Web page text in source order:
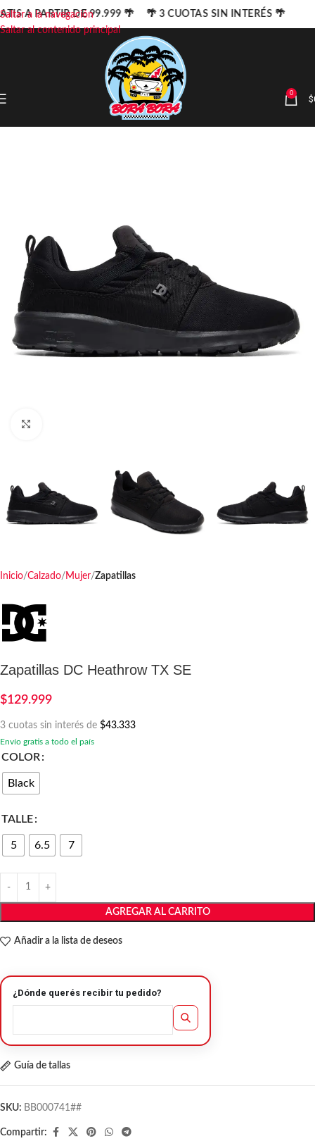
Saltar a la navegación
Saltar al contenido principal
0 $
Inicio Calzado Mujer Zapatillas
Zapatillas DC Heathrow TX SE
$129.999
3 cuotas sin interés de $43.333
Envío gratis a todo el país
COLOR
Black
TALLE
5 6.5 7
AGREGAR AL CARRITO
Añadir a la lista de deseos
¿Dónde querés recibir tu pedido?
Guía de tallas
SKU: BB000741##
Compartir:
A PARTIR DE 99.999 🌴 🌴 3 CUOTAS SIN INTERÉS 🌴